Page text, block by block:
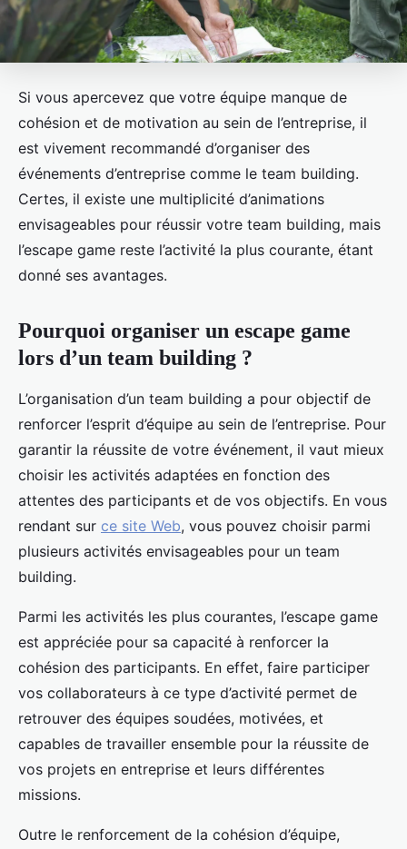
Si vous apercevez que votre équipe manque de
cohésion et de motivation au sein de l’entreprise, il
est vivement recommandé d’organiser des
événements d’entreprise comme le team building.
Certes, il existe une multiplicité d’animations
envisageables pour réussir votre team building, mais
l’escape game reste l’activité la plus courante, étant
donné ses avantages.
Pourquoi organiser un escape game
lors d’un team building ?
L’organisation d’un team building a pour objectif de
renforcer l’esprit d’équipe au sein de l’entreprise. Pour
garantir la réussite de votre événement, il vaut mieux
choisir les activités adaptées en fonction des
attentes des participants et de vos objectifs. En vous
rendant sur ce site Web, vous pouvez choisir parmi
plusieurs activités envisageables pour un team
building.
Parmi les activités les plus courantes, l’escape game
est appréciée pour sa capacité à renforcer la
cohésion des participants. En effet, faire participer
vos collaborateurs à ce type d’activité permet de
retrouver des équipes soudées, motivées, et
capables de travailler ensemble pour la réussite de
vos projets en entreprise et leurs différentes
missions.
Outre le renforcement de la cohésion d’équipe,